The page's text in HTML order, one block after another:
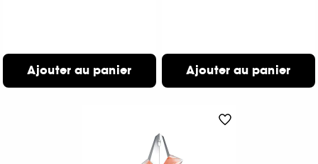
Ajouter au panier Ajouter au panier